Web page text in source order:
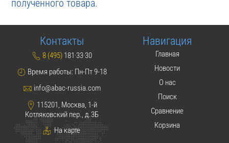
полученного товара.
Контакты
8 (495) 181·33·30
Время работы: Пн-Пт 9-18
info@abac-russia.com
115201, Москва, 1-й
Котляковский пер., д.3Б
На карте
Навигация
Главная
Новости
О нас
Поиск
Сравнение
Корзина